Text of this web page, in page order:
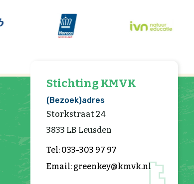
Stichting KMVK
(Bezoek)adres
Storkstraat 24
3833 LB Leusden
Tel: 033-303 97 97
Email: greenkey@kmvk.nl